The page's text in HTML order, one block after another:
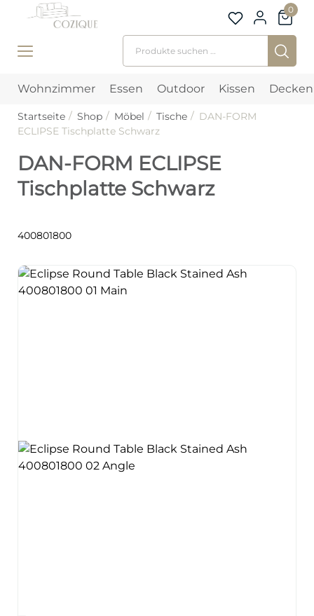
0
Suchen nach:
Wohnzimmer Essen Outdoor Kissen Decken
Startseite Shop Möbel Tische
DAN-FORM
ECLIPSE Tischplatte Schwarz
DAN-FORM ECLIPSE
Tischplatte Schwarz
400801800